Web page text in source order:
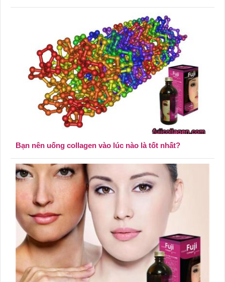
Bạn nên uống collagen vào lúc nào là tốt nhất?